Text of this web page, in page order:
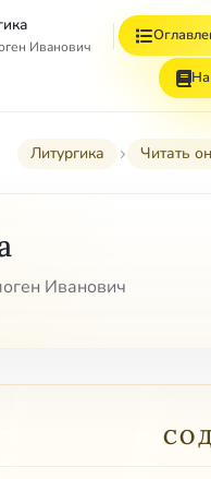
Иванович
Литургика Читать
Иванович